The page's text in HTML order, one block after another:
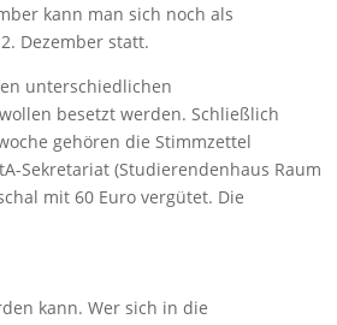
kann man sich noch als
Dezember statt.
unterschiedlichen
besetzt werden. Schließlich
gehören die Stimmzettel
Sekretariat (Studierendenhaus Raum
mit 60 Euro vergütet. Die
kann. Wer sich in die